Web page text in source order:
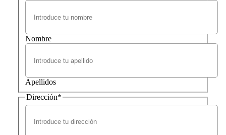
Nombre
Apellidos
Dirección*